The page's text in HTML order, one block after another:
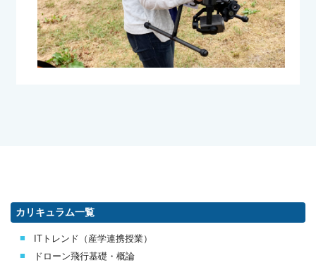
カリキュラム一覧
ITトレンド（産学連携授業）
ドローン飛行基礎・概論